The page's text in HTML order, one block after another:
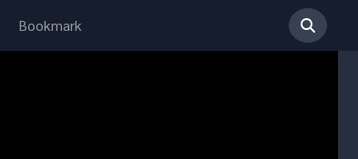
Bookmark